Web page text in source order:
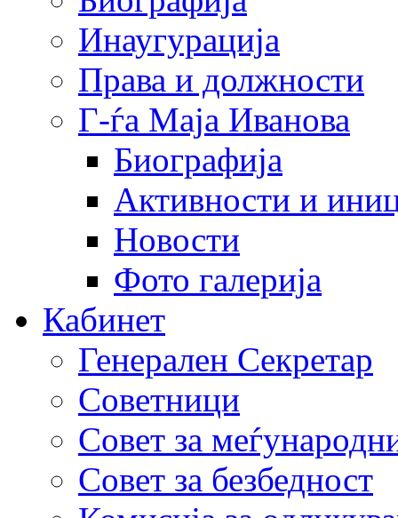
Инаугурација
Права и должности
Г-ѓа Маја Иванова
Биографија
Активности и
Новости
Фото галерија
Кабинет
Генерален Секретар
Советници
Совет за
Совет за безбедност